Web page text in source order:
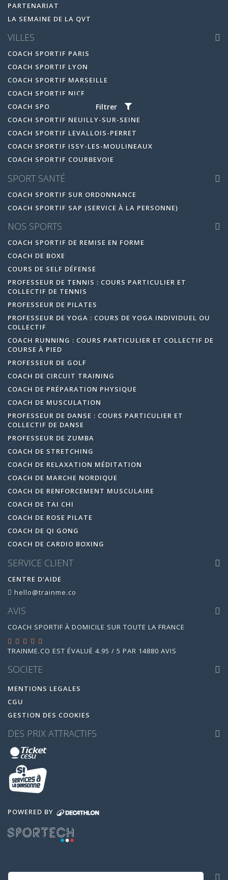
Filtrer
PARTENARIAT
LA SEMAINE DE LA QVT
VILLES
COACH SPORTIF PARIS
COACH SPORTIF LYON
COACH SPORTIF MARSEILLE
COACH SPORTIF NICE
COACH SPORTIF BOULOGNE-BILLANCOURT
COACH SPORTIF NEUILLY-SUR-SEINE
COACH SPORTIF LEVALLOIS-PERRET
COACH SPORTIF ISSY-LES-MOULINEAUX
COACH SPORTIF COURBEVOIE
SPORT SANTÉ
COACH SPORTIF SUR ORDONNANCE
COACH SPORTIF SAP (SERVICE À LA PERSONNE)
NOS SPORTS
COACH SPORTIF DE REMISE EN FORME
COACH DE BOXE
COURS DE SELF DÉFENSE
PROFESSEUR DE TENNIS : COURS PARTICULIER ET
COLLECTIF DE TENNIS
PROFESSEUR DE PILATES
PROFESSEUR DE YOGA : COURS DE YOGA INDIVIDUEL OU
COLLECTIF
COACH RUNNING : COURS PARTICULIER ET COLLECTIF DE
COURSE À PIED
PROFESSEUR DE GOLF
COACH DE CIRCUIT TRAINING
COACH DE PRÉPARATION PHYSIQUE
COACH DE MUSCULATION
PROFESSEUR DE DANSE : COURS PARTICULIER ET
COLLECTIF DE DANSE
PROFESSEUR DE ZUMBA
COACH DE STRETCHING
COACH DE RELAXATION MÉDITATION
COACH DE MARCHE NORDIQUE
COACH DE RENFORCEMENT MUSCULAIRE
COACH DE TAI CHI
COACH DE ROSE PILATE
COACH DE QI GONG
COACH DE CARDIO BOXING
SERVICE CLIENT
CENTRE D'AIDE
hello@trainme.co
AVIS
COACH SPORTIF À DOMICILE SUR TOUTE LA FRANCE
TRAINME.CO EST ÉVALUÉ 4.95 / 5 PAR 14880 AVIS
SOCIETE
MENTIONS LEGALES
CGU
GESTION DES COOKIES
DES PRIX ATTRACTIFS
POWERED BY